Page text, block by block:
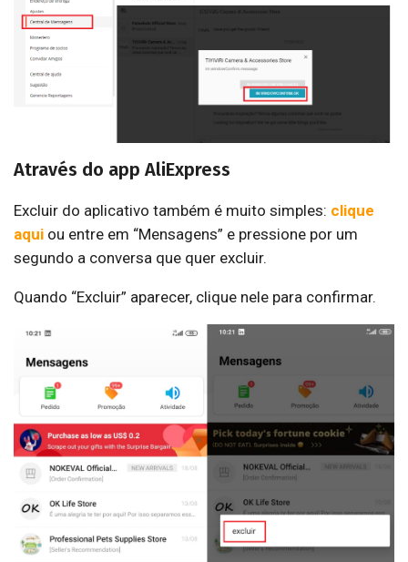
Através do app AliExpress
Excluir do aplicativo também é muito simples: clique
aqui ou entre em “Mensagens” e pressione por um
segundo a conversa que quer excluir.
Quando “Excluir” aparecer, clique nele para confirmar.